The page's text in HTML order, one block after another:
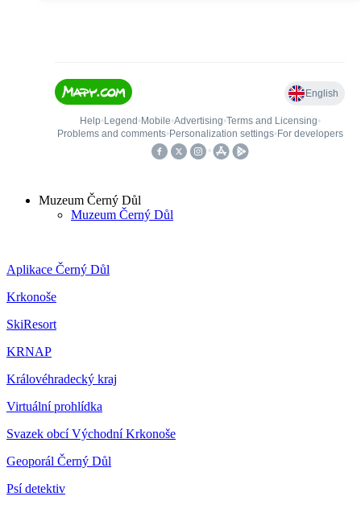
Muzeum Černý Důl
Muzeum Černý Důl
Aplikace Černý Důl
Krkonoše
SkiResort
KRNAP
Královéhradecký kraj
Virtuální prohlídka
Svazek obcí Východní Krkonoše
Geoporál Černý Důl
Psí detektiv